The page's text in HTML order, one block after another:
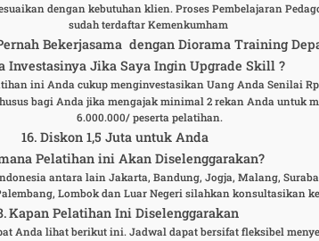
dengan kebutuhan klien. Proses Pembelajaran
sudah terdaftar Kemenkumham
Bekerjasama dengan Diorama Training
Investasinya Jika Saya Ingin Upgrade Skill ?
ini Anda cukup menginvestasikan Uang Anda Senilai Rp
bagi Anda jika mengajak minimal 2 rekan Anda untuk
6.000.000/ peserta pelatihan.
Diskon 1,5 Juta untuk Anda
Pelatihan ini Akan Diselenggarakan?
antara lain Jakarta, Bandung, Jogja, Malang,
Lombok dan Luar Negeri silahkan konsultasikan
Kapan Pelatihan Ini Diselenggarakan
Anda lihat berikut ini. Jadwal dapat bersifat fleksibel